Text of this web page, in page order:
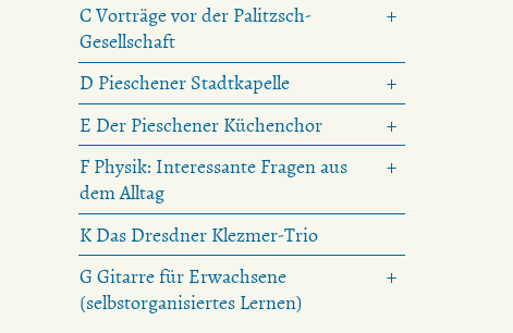
C Vorträge vor der Palitzsch-
Gesellschaft
D Pieschener Stadtkapelle
E Der Pieschener Küchenchor
F Physik: Interessante Fragen aus
dem Alltag
K Das Dresdner Klezmer-Trio
G Gitarre für Erwachsene
(selbstorganisiertes Lernen)